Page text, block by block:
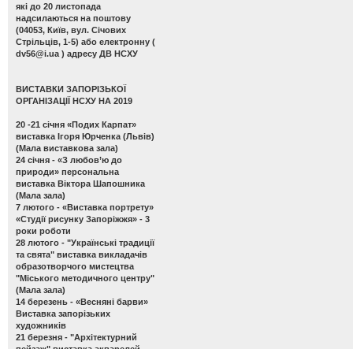
які до 20 листопада
надсилаються на поштову
(04053, Київ, вул. Січових
Стрільців, 1-5) або електронну (
dv56@i.ua ) адресу ДВ НСХУ
ВИСТАВКИ ЗАПОРІЗЬКОЇ
ОРГАНІЗАЦІЇ НСХУ НА 2019
20 -21 січня «Подих Карпат»
виставка Ігоря Юрченка (Львів)
(Мала виставкова зала)
24 січня - «З любов’ю до
природи» персональна
виставка Віктора Шапошника
(Мала зала)
7 лютого - «Виставка портрету»
«Студії рисунку Запоріжжя» - 3
роки роботи
28 лютого - "Українські традиції
та свята" виставка викладачів
образотворчого мистецтва
"Міського методичного центру"
(Мала зала)
14 березень - «Весняні барви»
Виставка запорізьких
художників
21 березня - "Архітектурний